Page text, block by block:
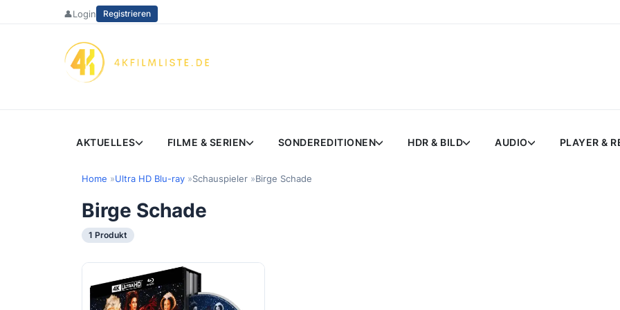
👤Login Registrieren
AKTUELLES FILME & SERIEN SONDEREDITIONEN HDR & BILD AUDIO PLAYER &
Home Ultra HD Blu-ray Schauspieler Birge Schade
Birge Schade
1 Produkt